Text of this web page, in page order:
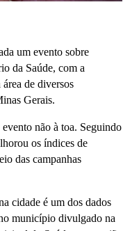
um evento sobre
da Saúde, com a
de diversos
Gerais.
não à toa. Seguindo
os índices de
das campanhas
cidade é um dos dados
município divulgado na